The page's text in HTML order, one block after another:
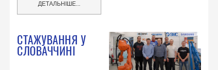
ДЕТАЛЬНІШЕ...
СТАЖУВАННЯ У
СЛОВАЧЧИНІ